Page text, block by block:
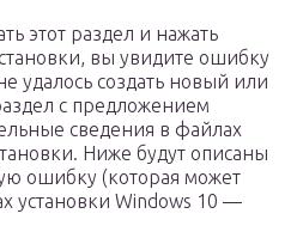
этот раздел и нажать
вы увидите ошибку
удалось создать новый или
с предложением
сведения в файлах
Ниже будут описаны
ошибку (которая может
установки Windows 10 —